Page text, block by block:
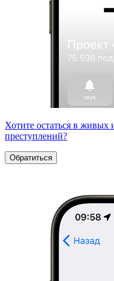
Хотите остаться в живых
преступлений?
Обратиться